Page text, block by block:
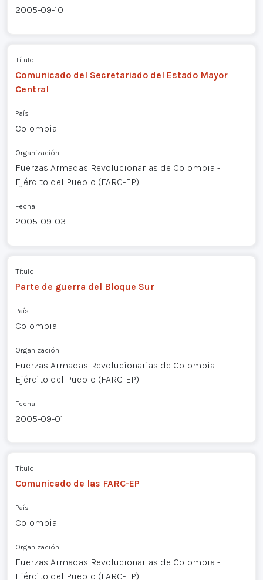
2005-09-10
Título
Comunicado del Secretariado del Estado Mayor
Central
País
Colombia
Organización
Fuerzas Armadas Revolucionarias de Colombia -
Ejército del Pueblo (FARC-EP)
Fecha
2005-09-03
Título
Parte de guerra del Bloque Sur
País
Colombia
Organización
Fuerzas Armadas Revolucionarias de Colombia -
Ejército del Pueblo (FARC-EP)
Fecha
2005-09-01
Título
Comunicado de las FARC-EP
País
Colombia
Organización
Fuerzas Armadas Revolucionarias de Colombia -
Ejército del Pueblo (FARC-EP)